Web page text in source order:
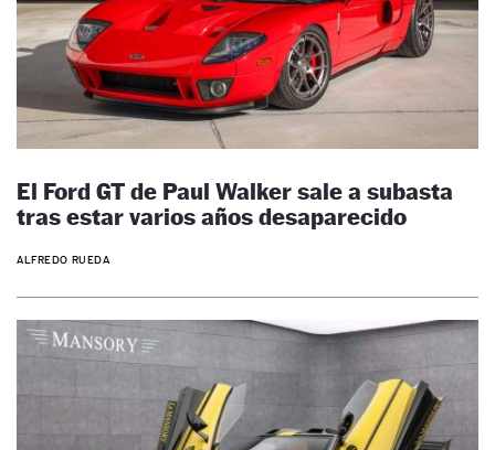
El Ford GT de Paul Walker sale a subasta
tras estar varios años desaparecido
ALFREDO RUEDA